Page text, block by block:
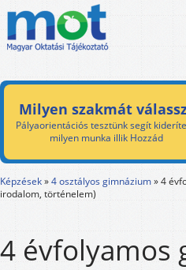
Milyen szakmát
Pályaorientációs tesztünk segít
milyen munka illik Hozzád
Képzések»4 osztályos gimnázium»4
irodalom, történelem)
4 évfolyamos